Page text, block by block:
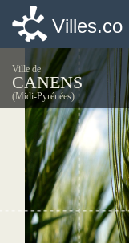
Villes.co
Ville de
CANENS
(Midi-Pyrénées)
Villes.co